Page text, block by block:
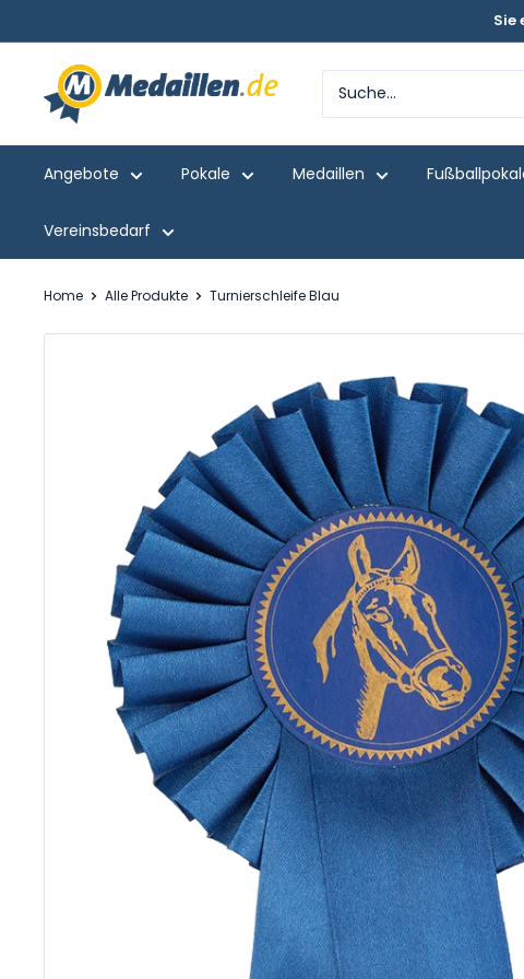
zum
Sie
Medaillen.de
Angebote Pokale Medaillen
Vereinsbedarf
Home Alle Produkte Turnierschleife Blau